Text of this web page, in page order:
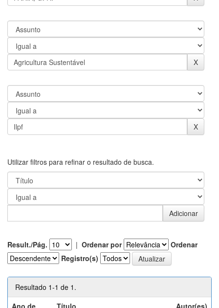
Utilizar filtros para refinar o resultado de busca.
Result./Pág. | Ordenar por
Ordenar
Registro(s)
Resultado 1-1 de 1.
Ano de
Título Autor(es)